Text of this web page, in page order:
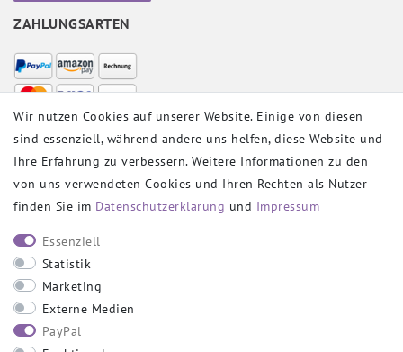
ZAHLUNGSARTEN
VERSANDPARTNER
SOCIAL
Wir nutzen Cookies auf unserer Website. Einige von diesen
sind essenziell, während andere uns helfen, diese Website und
Ihre Erfahrung zu verbessern. Weitere Informationen zu den
von uns verwendeten Cookies und Ihren Rechten als Nutzer
finden Sie im Daten­schutz­erklärung und Impressum
Essenziell
Statistik
Marketing
Externe Medien
PayPal